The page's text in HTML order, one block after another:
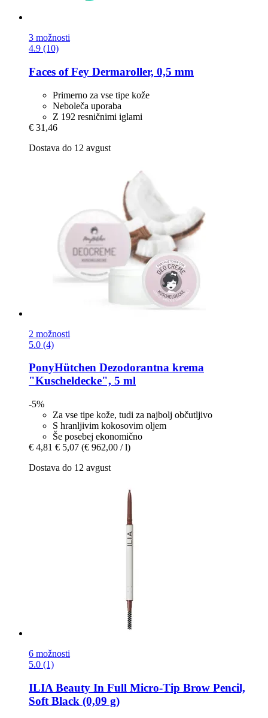
3 možnosti
4.9 (10)
Faces of Fey Dermaroller, 0,5 mm
Primerno za vse tipe kože
Neboleča uporaba
Z 192 resničnimi iglami
€ 31,46
Dostava do 12 avgust
2 možnosti
5.0 (4)
PonyHütchen Dezodorantna krema
"Kuscheldecke", 5 ml
-5%
Za vse tipe kože, tudi za najbolj občutljivo
S hranljivim kokosovim oljem
Še posebej ekonomično
€ 4,81 € 5,07 (€ 962,00 / l)
Dostava do 12 avgust
6 možnosti
5.0 (1)
ILIA Beauty In Full Micro-​Tip Brow Pencil,
Soft Black (0,09 g)